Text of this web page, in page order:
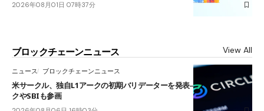
2026年08月01日 07時37分
ブロックチェーンニュース View All
ニュース ブロックチェーンニュース
米サークル、独自L1アークの初期バリデーターを発表――ブラックロッ
クやSBIも参画